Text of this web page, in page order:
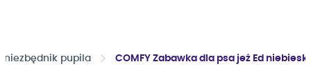
niezbędnik pupila COMFY Zabawka dla psa jeż Ed